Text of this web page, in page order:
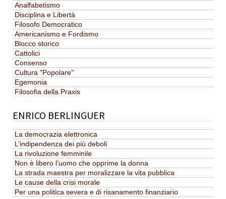
Analfabetismo
Disciplina e Libertà
Filosofo Democratico
Americanismo e Fordismo
Blocco storico
Cattolici
Consenso
Cultura "Popolare"
Egemonia
Filosofia della Praxis
ENRICO BERLINGUER
La democrazia elettronica
L’indipendenza dei più deboli
La rivoluzione femminile
Non è libero l’uomo che opprime la donna
La strada maestra per moralizzare la vita pubblica
Le cause della crisi morale
Per una politica severa e di risanamento finanziario